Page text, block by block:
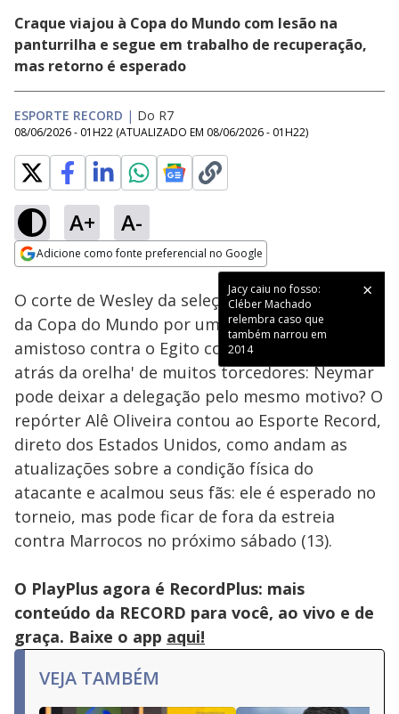
Craque viajou à Copa do Mundo com lesão na
panturrilha e segue em trabalho de recuperação,
mas retorno é esperado
ESPORTE RECORD | Do R7
08/06/2026 - 01H22 (ATUALIZADO EM 08/06/2026 - 01H22)
A+ A-
Adicione como fonte preferencial no Google
Jacy caiu no fosso:
Cléber Machado
relembra caso que
também narrou em
2014
Ativar
Loaded:
43.13%
O corte de Wesley da seleção brasileira antes
da Copa do Mundo por uma lesão sofrida no
amistoso contra o Egito colocou uma 'pulga
atrás da orelha' de muitos torcedores: Neymar
pode deixar a delegação pelo mesmo motivo? O
repórter Alê Oliveira contou ao Esporte Record,
direto dos Estados Unidos, como andam as
atualizações sobre a condição física do
atacante e acalmou seus fãs: ele é esperado no
torneio, mas pode ficar de fora da estreia
contra Marrocos no próximo sábado (13).
O PlayPlus agora é RecordPlus: mais
conteúdo da RECORD para você, ao vivo e de
graça. Baixe o app aqui!
VEJA TAMBÉM